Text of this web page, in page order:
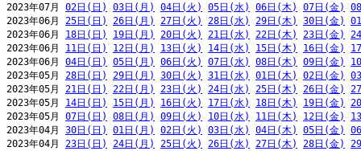
2023年07月 02日(日) 03日(月) 04日(火) 05日(水) 06日(木) 07日(金)
2023年06月 25日(日) 26日(月) 27日(火) 28日(水) 29日(木) 30日(金)
2023年06月 18日(日) 19日(月) 20日(火) 21日(水) 22日(木) 23日(金)
2023年06月 11日(日) 12日(月) 13日(火) 14日(水) 15日(木) 16日(金)
2023年06月 04日(日) 05日(月) 06日(火) 07日(水) 08日(木) 09日(金)
2023年05月 28日(日) 29日(月) 30日(火) 31日(水) 01日(木) 02日(金)
2023年05月 21日(日) 22日(月) 23日(火) 24日(水) 25日(木) 26日(金)
2023年05月 14日(日) 15日(月) 16日(火) 17日(水) 18日(木) 19日(金)
2023年05月 07日(日) 08日(月) 09日(火) 10日(水) 11日(木) 12日(金)
2023年04月 30日(日) 01日(月) 02日(火) 03日(水) 04日(木) 05日(金)
2023年04月 23日(日) 24日(月) 25日(火) 26日(水) 27日(木) 28日(金)